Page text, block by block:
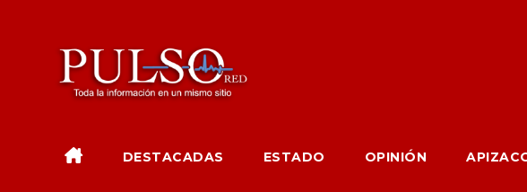
DESTACADAS ESTADO OPINIÓN